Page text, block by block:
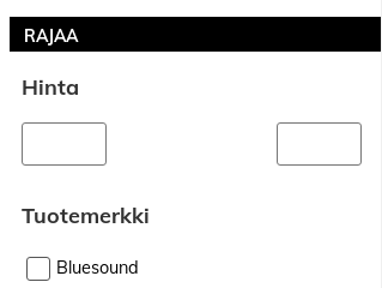
RAJAA
Hinta
Tuotemerkki
Bluesound